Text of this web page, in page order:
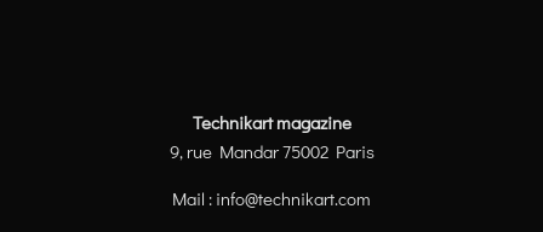
Technikart magazine
9, rue Mandar 75002 Paris
Mail : info@technikart.com